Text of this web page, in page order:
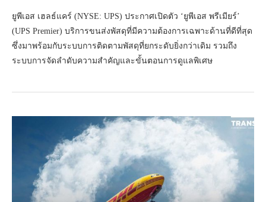
ยูพีเอส เฮลธ์แคร์ (NYSE: UPS) ประกาศเปิดตัว ‘ยูพีเอส พรีเมียร์’
(UPS Premier) บริการขนส่งพัสดุที่มีความต้องการเฉพาะด้านที่ดีที่สุด
ซึ่งมาพร้อมกับระบบการติดตามพัสดุที่ยกระดับยิ่งกว่าเดิม รวมถึง
ระบบการจัดลำดับความสำคัญและขั้นตอนการดูแลพิเศษ